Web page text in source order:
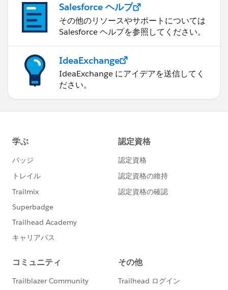
Salesforce ヘルプ
その他のリソースやサポートについては
Salesforce ヘルプを参照してください。
IdeaExchange
IdeaExchange にアイデアを送信してく
ださい。